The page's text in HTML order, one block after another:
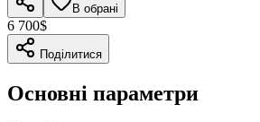
В обрані
6 700$
Поділитися
Основні параметри